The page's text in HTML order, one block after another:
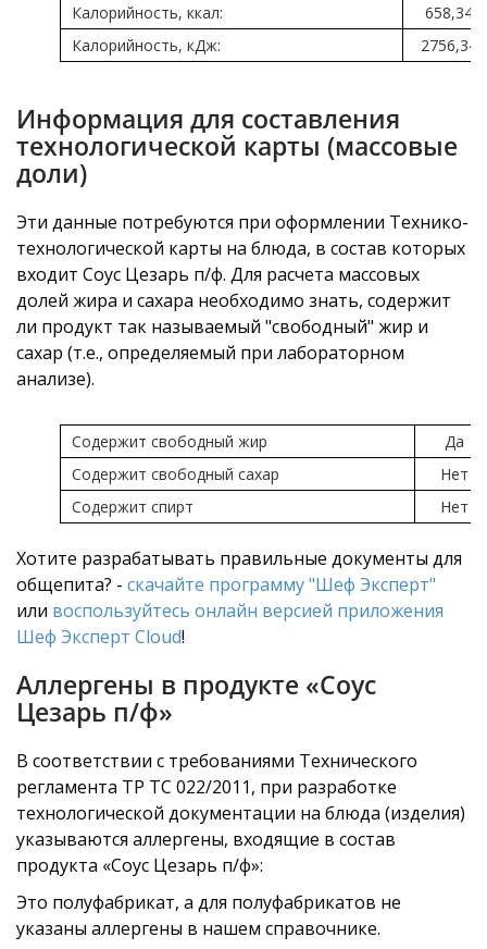
Калорийность, ккал:
658,34
Калорийность, кДж:
2756,34
Информация для составления
технологической карты (массовые
доли)
Эти данные потребуются при оформлении Технико-
технологической карты на блюда, в состав которых
входит Соус Цезарь п/ф. Для расчета массовых
долей жира и сахара необходимо знать, содержит
ли продукт так называемый "свободный" жир и
сахар (т.е., определяемый при лабораторном
анализе).
Содержит свободный жир
Да
Содержит свободный сахар
Нет
Содержит спирт
Нет
Хотите разрабатывать правильные документы для
общепита? - скачайте программу "Шеф Эксперт"
или воспользуйтесь онлайн версией приложения
Шеф Эксперт Cloud!
Аллергены в продукте «Соус
Цезарь п/ф»
В соответствии с требованиями Технического
регламента ТР ТС 022/2011, при разработке
технологической документации на блюда (изделия)
указываются аллергены, входящие в состав
продукта «Соус Цезарь п/ф»:
Это полуфабрикат, а для полуфабрикатов не
указаны аллергены в нашем справочнике.